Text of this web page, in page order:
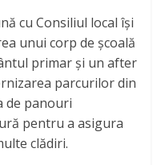
cu Consiliul local își
unui corp de școală
primar și un after
parcurilor din
de panouri
pentru a asigura
clădiri.